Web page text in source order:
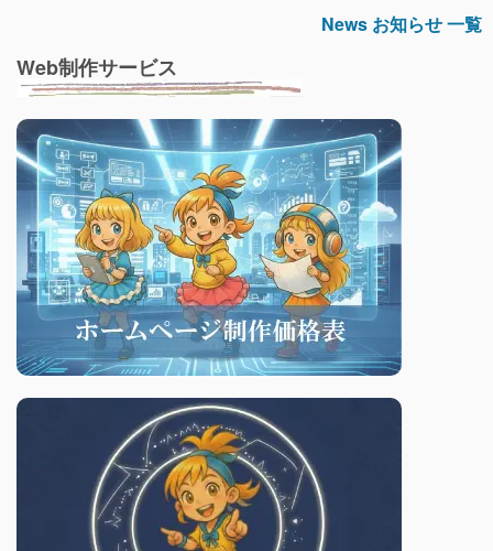
News お知らせ 一覧
Web制作サービス